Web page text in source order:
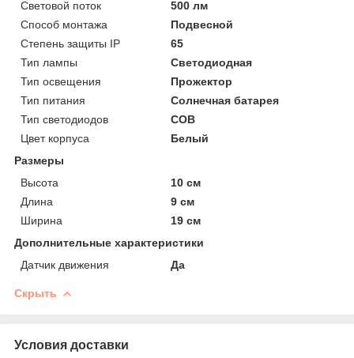
Световой поток
500 лм
Способ монтажа
Подвесной
Степень защиты IP
65
Тип лампы
Светодиодная
Тип освещения
Прожектор
Тип питания
Солнечная батарея
Тип светодиодов
COB
Цвет корпуса
Белый
Размеры
Высота
10 см
Длина
9 см
Ширина
19 см
Дополнительные характеристики
Датчик движения
Да
Скрыть
Условия доставки